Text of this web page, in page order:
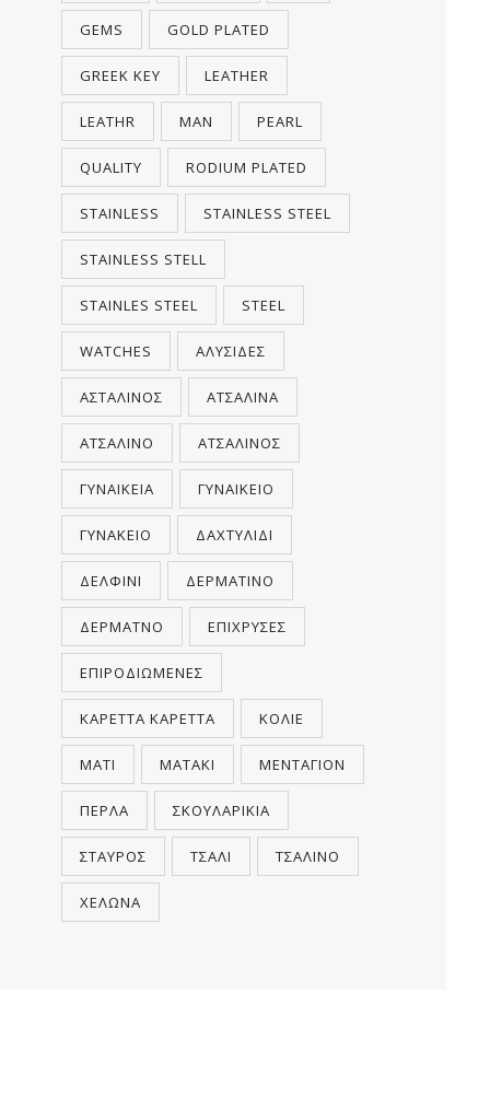
GEMS GOLD PLATED
GREEK KEY LEATHER
LEATHR MAN PEARL
QUALITY RODIUM PLATED
STAINLESS STAINLESS STEEL
STAINLESS STELL
STAINLES STEEL STEEL
WATCHES ΑΛΥΣΊΔΕΣ
ΑΣΤΆΛΙΝΟΣ ΑΤΣΆΛΙΝΑ
ΑΤΣΆΛΙΝΟ ΑΤΣΆΛΙΝΟΣ
ΓΥΝΑΙΚΕΊΑ ΓΥΝΑΙΚΕΊΟ
ΓΥΝΑΚΕΊΟ ΔΑΧΤΥΛΊΔΙ
ΔΕΛΦΊΝΙ ΔΕΡΜΆΤΙΝΟ
ΔΕΡΜΆΤΝΟ ΕΠΊΧΡΥΣΕΣ
ΕΠΙΡΟΔΙΩΜΈΝΕΣ
ΚΑΡΈΤΤΑ ΚΑΡΈΤΤΑ ΚΟΛΙΈ
ΜΆΤΙ ΜΑΤΆΚΙ ΜΕΝΤΑΓΙΌΝ
ΠΈΡΛΑ ΣΚΟΥΛΑΡΊΚΙΑ
ΣΤΑΥΡΌΣ ΤΣΆΛΙ ΤΣΆΛΙΝΟ
ΧΕΛΏΝΑ